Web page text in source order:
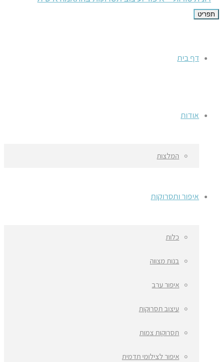
תפריט
דף בית
אודות
המלצות
איפור ותסרוקות
כלות
בנות מצווה
איפור ערב
עיצוב תסרוקות
תסרוקות צמות
איפור לצילומי תדמית